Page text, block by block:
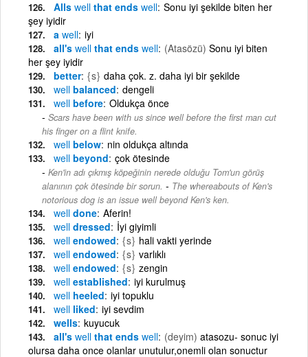
Alls well that ends well Sonu iyi şekilde biten her
şey iyidir
a well iyi
all's well that ends well (Atasözü) Sonu iyi biten
her şey iyidir
better {s} daha çok. z. daha iyi bir şekilde
well balanced dengeli
well before Oldukça önce
Scars have been with us since well before the first man cut
his finger on a flint knife.
well below nin oldukça altında
well beyond çok ötesinde
Ken'in adı çıkmış köpeğinin nerede olduğu Tom'un görüş
alanının çok ötesinde bir sorun. - The whereabouts of Ken's
notorious dog is an issue well beyond Ken's ken.
well done Aferin!
well dressed İyi giyimli
well endowed {s} hali vakti yerinde
well endowed {s} varlıklı
well endowed {s} zengin
well established iyi kurulmuş
well heeled iyi topuklu
well liked iyi sevdim
wells kuyucuk
all's well that ends well (deyim) atasozu- sonuc iyi
olursa daha once olanlar unutulur,onemli olan sonuctur